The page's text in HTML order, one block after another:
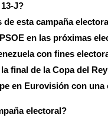
J?
esta campaña
en las próximas
con fines
final de la Copa del
en Eurovisión con una
electoral?